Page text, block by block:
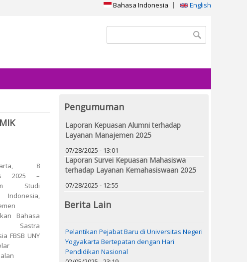
Bahasa Indonesia English
Search form
8
2025 –
Studi
Indonesia,
Bahasa
Sastra
FBSB UNY
Pengumuman
Laporan Kepuasan Alumni terhadap
Layanan Manajemen 2025
07/28/2025 - 13:01
Laporan Survei Kepuasan Mahasiswa
terhadap Layanan Kemahasiswaan 2025
07/28/2025 - 12:55
Berita Lain
Pelantikan Pejabat Baru di Universitas Negeri
Yogyakarta Bertepatan dengan Hari
Pendidikan Nasional